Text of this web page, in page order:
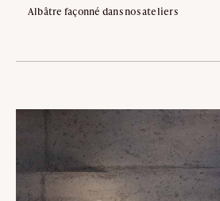
Albâtre façonné dans nos ateliers